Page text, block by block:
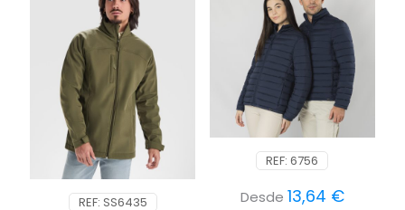
REF: SS6435
REF: 6756
Desde 13,64 €